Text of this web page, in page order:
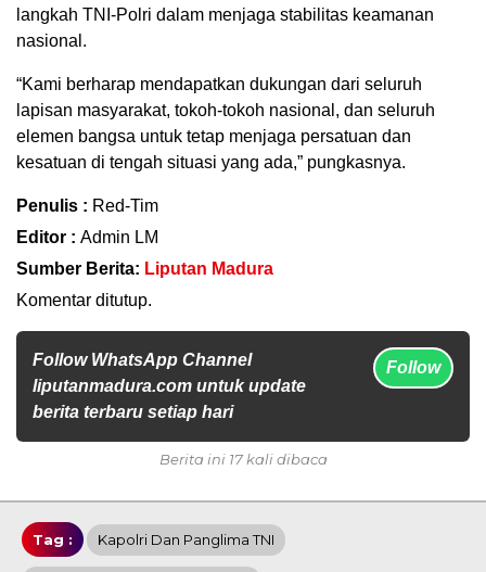
langkah TNI-Polri dalam menjaga stabilitas keamanan
nasional.
“Kami berharap mendapatkan dukungan dari seluruh
lapisan masyarakat, tokoh-tokoh nasional, dan seluruh
elemen bangsa untuk tetap menjaga persatuan dan
kesatuan di tengah situasi yang ada,” pungkasnya.
Penulis : Red-Tim
Editor : Admin LM
Sumber Berita: Liputan Madura
Komentar ditutup.
Follow WhatsApp Channel
liputanmadura.com untuk update
berita terbaru setiap hari
Follow
Berita ini 17 kali dibaca
Tag : Kapolri Dan Panglima TNI